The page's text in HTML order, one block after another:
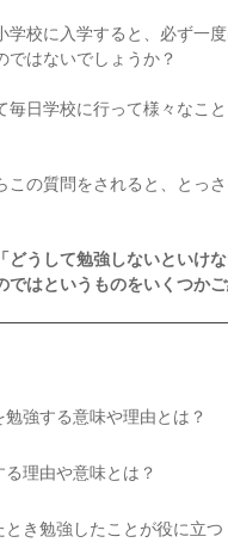
学校に入学すると、必ず一
ではないでしょうか？
毎日学校に行って様々なこ
この質問をされると、とっ
どうして勉強しないといけ
ではというものをいくつかご
勉強する意味や理由とは？
理由や意味とは？
き勉強したことが役に立つ